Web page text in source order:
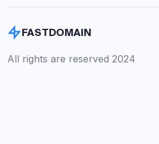
FASTDOMAIN
All rights are reserved 2024